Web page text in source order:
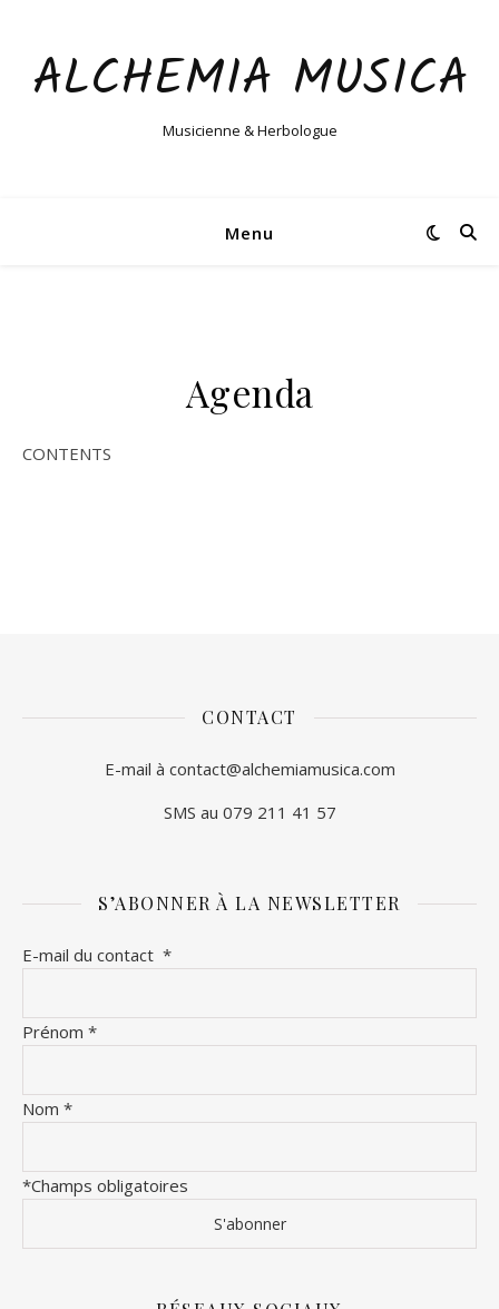
ALCHEMIA MUSICA
Musicienne & Herbologue
Menu
Agenda
CONTENTS
CONTACT
E-mail à contact@alchemiamusica.com
SMS au 079 211 41 57
S’ABONNER À LA NEWSLETTER
E-mail du contact *
Prénom *
Nom *
*Champs obligatoires